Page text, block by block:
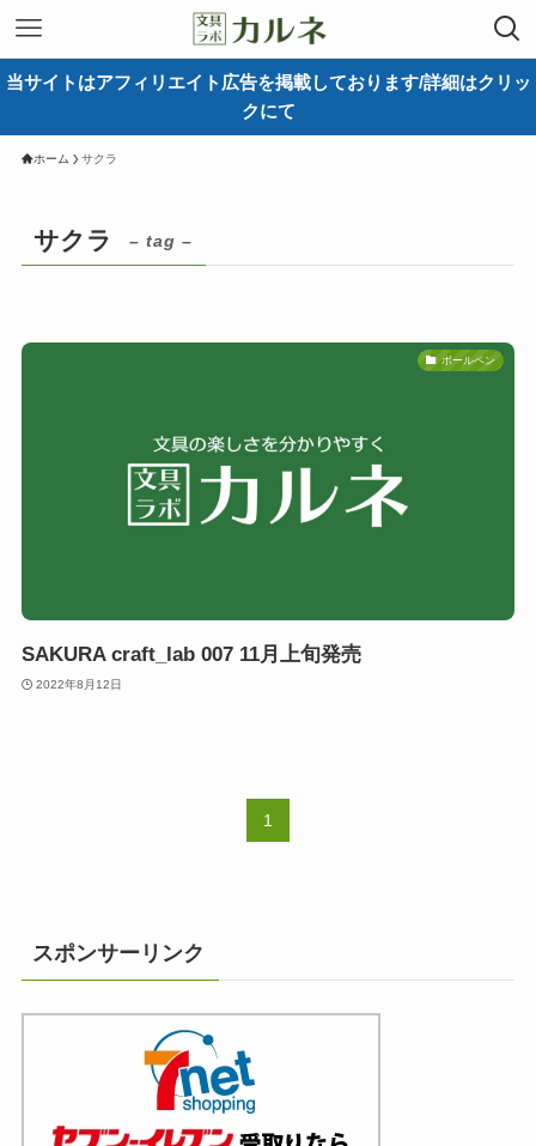
当サイトはアフィリエイト広告を掲載しております/詳細はクリッ
クにて
ホーム サクラ
サクラ – tag –
ボールペン
SAKURA craft_lab 007 11月上旬発売
2022年8月12日
1
スポンサーリンク